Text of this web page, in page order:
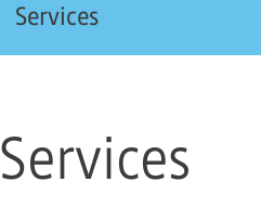
Services
Services